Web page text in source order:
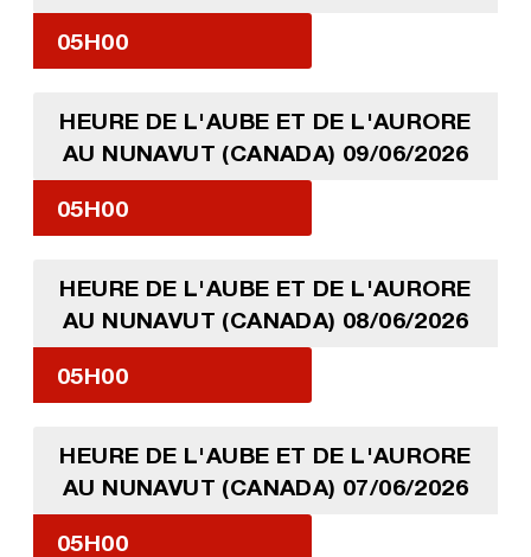
05H00
HEURE DE L'AUBE ET DE L'AURORE
AU NUNAVUT (CANADA) 09/06/2026
05H00
HEURE DE L'AUBE ET DE L'AURORE
AU NUNAVUT (CANADA) 08/06/2026
05H00
HEURE DE L'AUBE ET DE L'AURORE
AU NUNAVUT (CANADA) 07/06/2026
05H00